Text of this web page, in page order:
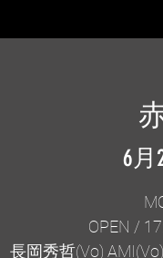
6月
OPEN /
長岡秀哲(Vo)